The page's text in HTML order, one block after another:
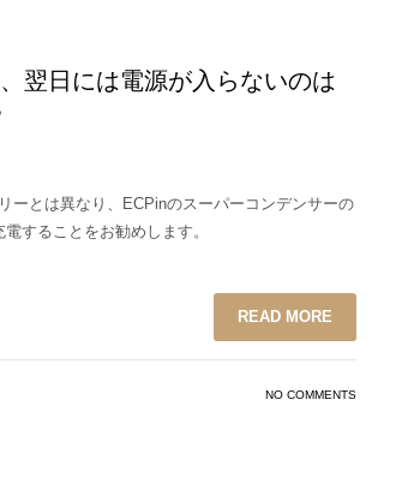
翌日には電源が入らないのは
ーとは異なり、ECPinのスーパーコンデンサーの
することをお勧めします。
READ MORE
NO COMMENTS